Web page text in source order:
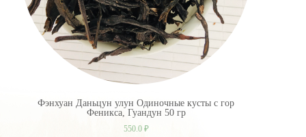
Фэнхуан Даньцун улун Одиночные кусты с гор
Феникса, Гуандун 50 гр
550.0 ₽